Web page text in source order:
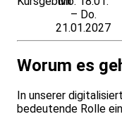
– Do.
21.01.2027
Worum es
In unserer
bedeutende Rolle